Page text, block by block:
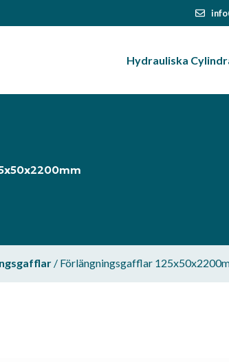
Hydrauliska
/ Förlängningsgafflar